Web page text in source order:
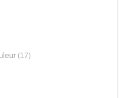
(17)